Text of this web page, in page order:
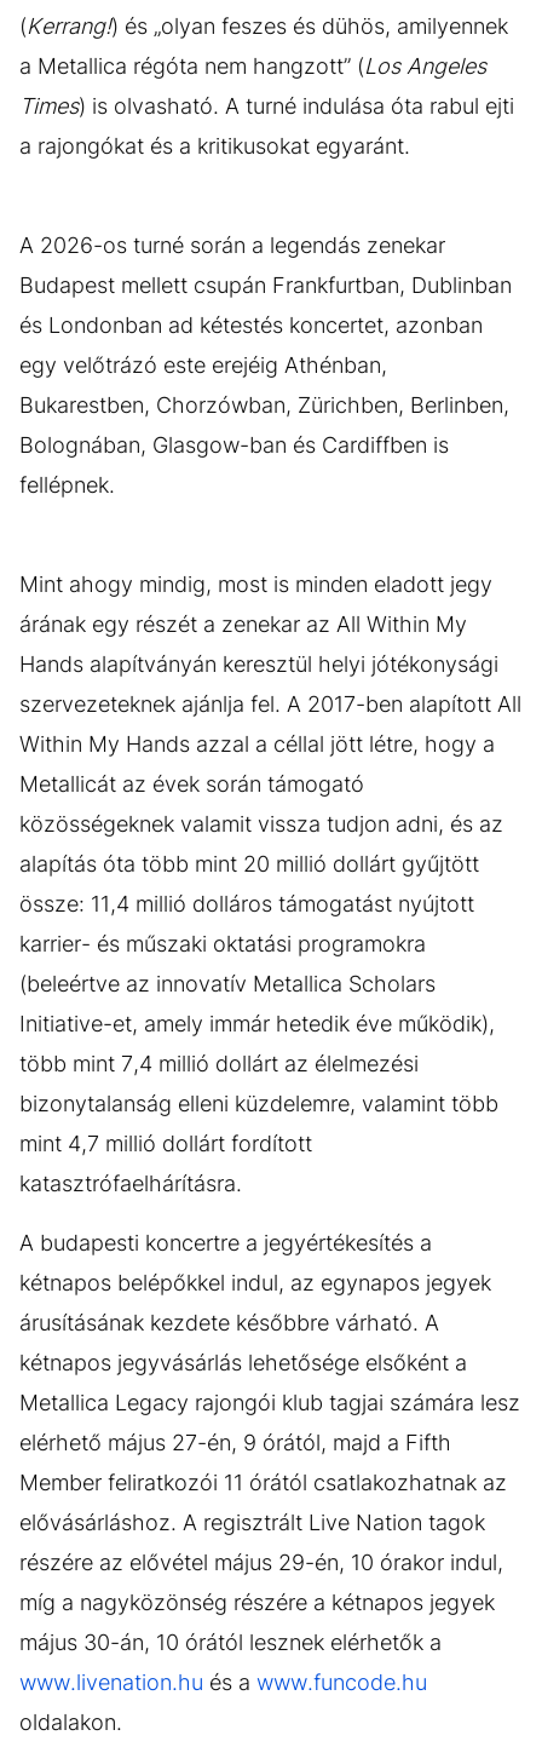
(Kerrang!) és „olyan feszes és dühös, amilyennek
a Metallica régóta nem hangzott” (Los Angeles
Times) is olvasható. A turné indulása óta rabul ejti
a rajongókat és a kritikusokat egyaránt.
A 2026-os turné során a legendás zenekar
Budapest mellett csupán Frankfurtban, Dublinban
és Londonban ad kétestés koncertet, azonban
egy velőtrázó este erejéig Athénban,
Bukarestben, Chorzówban, Zürichben, Berlinben,
Bolognában, Glasgow-ban és Cardiffben is
fellépnek.
Mint ahogy mindig, most is minden eladott jegy
árának egy részét a zenekar az All Within My
Hands alapítványán keresztül helyi jótékonysági
szervezeteknek ajánlja fel. A 2017-ben alapított All
Within My Hands azzal a céllal jött létre, hogy a
Metallicát az évek során támogató
közösségeknek valamit vissza tudjon adni, és az
alapítás óta több mint 20 millió dollárt gyűjtött
össze: 11,4 millió dolláros támogatást nyújtott
karrier- és műszaki oktatási programokra
(beleértve az innovatív Metallica Scholars
Initiative-et, amely immár hetedik éve működik),
több mint 7,4 millió dollárt az élelmezési
bizonytalanság elleni küzdelemre, valamint több
mint 4,7 millió dollárt fordított
katasztrófaelhárításra.
A budapesti koncertre a jegyértékesítés a
kétnapos belépőkkel indul, az egynapos jegyek
árusításának kezdete későbbre várható. A
kétnapos jegyvásárlás lehetősége elsőként a
Metallica Legacy rajongói klub tagjai számára lesz
elérhető május 27-én, 9 órától, majd a Fifth
Member feliratkozói 11 órától csatlakozhatnak az
elővásárláshoz. A regisztrált Live Nation tagok
részére az elővétel május 29-én, 10 órakor indul,
míg a nagyközönség részére a kétnapos jegyek
május 30-án, 10 órától lesznek elérhetők a
www.livenation.hu és a www.funcode.hu
oldalakon.